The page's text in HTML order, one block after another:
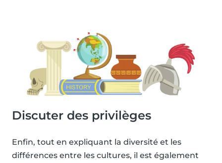
Discuter des privilèges
Enfin, tout en expliquant la diversité et les
différences entre les cultures, il est également